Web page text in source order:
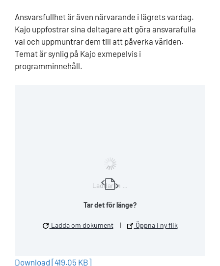
Ansvarsfullhet är även närvarande i lägrets vardag.
Kajo uppfostrar sina deltagare att göra ansvarafulla
val och uppmuntrar dem till att påverka världen.
Temat är synlig på Kajo exmepelvis i
programminnehåll.
Laddar in …
Tar det för länge?
Ladda om dokument | Öppna i ny flik
Download [419.05 KB]